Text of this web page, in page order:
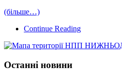
(більше…)
Continue Reading
Останні новини